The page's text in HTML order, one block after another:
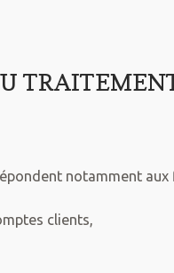
notamment aux
clients,